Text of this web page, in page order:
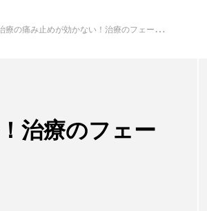
の痛み止めが効かない！治療のフェーズごとの原因や対処法
治療のフェー